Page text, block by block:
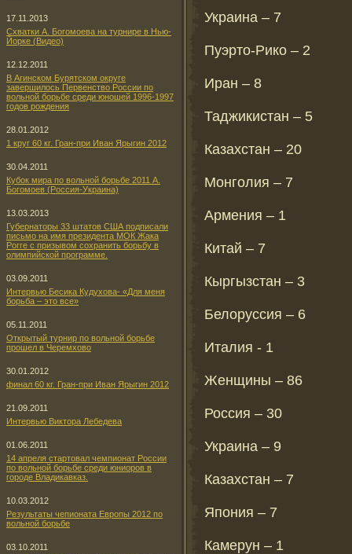
17.11.2013
Схватки А. Богомоева на турнире в Нью-
Йорке (Видео)
12.12.2011
В Агинском Бурятском округе
завершилось Первенство России по
вольной борьбе среди юношей 1996-1997
годов рождения
28.01.2012
1 круг 60 кг. Гран-при Иван Ярыгин 2012
30.04.2011
Кубок мира по вольной борьбе 2011 А.
Богомоев (Россия-Украина)
13.03.2013
Губернаторы 33 штатов США подписали
письмо на имя президента МОК Жака
Рогге с призывом сохранить борьбу в
олимпийской программе.
03.09.2011
Интервью Бесика Кудухова- «Для меня
борьба – это все»
05.11.2011
Открытый турнир по вольной борьбе
прошел в Черемхово
30.01.2012
финал 60 кг. Гран-при Иван Ярыгин 2012
21.09.2011
Интервью Виктора Лебедева
01.06.2011
14 апреля стартовал чемпионат России
по вольной борьбе среди юниоров в
городе Владикавказ.
10.03.2012
Результаты чепионата Европы 2012 по
вольной борьбе
03.10.2011
Украина – 7
Пуэрто-Рико – 2
Иран – 8
Таджикистан – 5
Казахстан – 20
Монголия – 7
Армения – 1
Китай – 7
Кыргызстан – 3
Белоруссия – 6
Италия - 1
Женщины – 86
Россия – 30
Украина – 9
Казахстан – 7
Япония – 7
Камерун – 1